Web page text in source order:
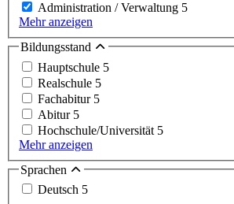
Administration / Verwaltung 5
Mehr anzeigen
Bildungsstand
Hauptschule 5
Realschule 5
Fachabitur 5
Abitur 5
Hochschule/Universität 5
Mehr anzeigen
Sprachen
Deutsch 5